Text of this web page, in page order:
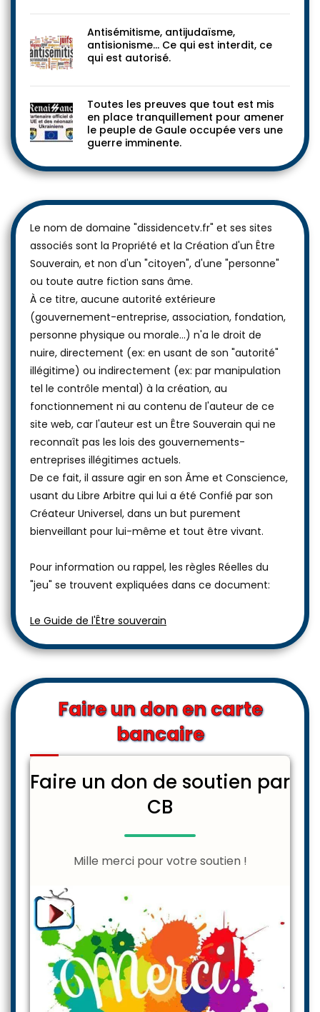
Antisémitisme, antijudaïsme,
antisionisme… Ce qui est interdit, ce
qui est autorisé.
Toutes les preuves que tout est mis
en place tranquillement pour amener
le peuple de Gaule occupée vers une
guerre imminente.
Le nom de domaine "dissidencetv.fr" et ses sites
associés sont la Propriété et la Création d'un Être
Souverain, et non d'un "citoyen", d'une "personne"
ou toute autre fiction sans âme.
À ce titre, aucune autorité extérieure
(gouvernement-entreprise, association, fondation,
personne physique ou morale...) n'a le droit de
nuire, directement (ex: en usant de son "autorité"
illégitime) ou indirectement (ex: par manipulation
tel le contrôle mental) à la création, au
fonctionnement ni au contenu de l'auteur de ce
site web, car l'auteur est un Être Souverain qui ne
reconnaît pas les lois des gouvernements-
entreprises illégitimes actuels.
De ce fait, il assure agir en son Âme et Conscience,
usant du Libre Arbitre qui lui a été Confié par son
Créateur Universel, dans un but purement
bienveillant pour lui-même et tout être vivant.
Pour information ou rappel, les règles Réelles du
"jeu" se trouvent expliquées dans ce document:
Le Guide de l'Être souverain
Faire un don en carte
bancaire
Faire un don de soutien par
CB
Mille merci pour votre soutien !